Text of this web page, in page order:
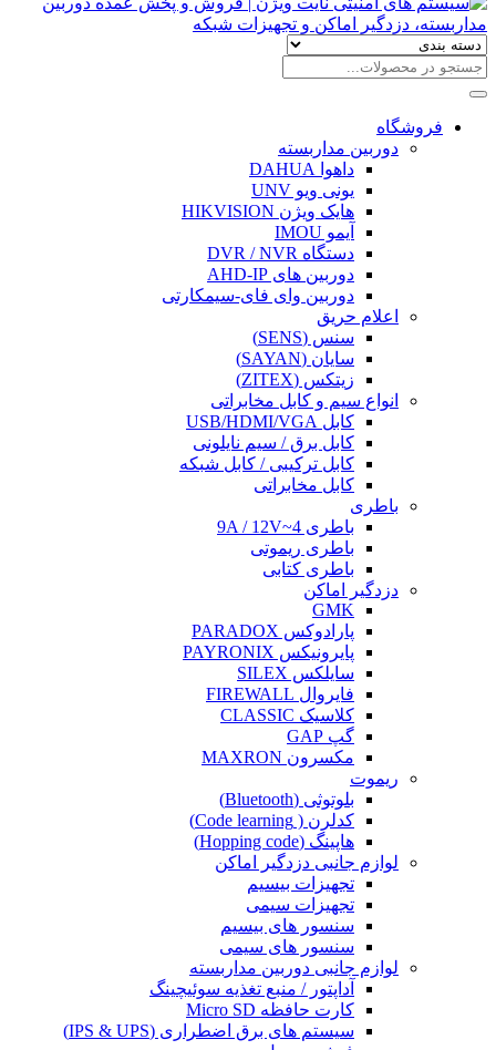
فروشگاه
دوربین مداربسته
داهوا DAHUA
یونی ویو UNV
هایک ویژن HIKVISION
آیمو IMOU
دستگاه DVR / NVR
دوربین های AHD-IP
دوربین وای فای-سیمکارتی
اعلام حریق
سنس (SENS)
سایان (SAYAN)
زیتکس (ZITEX)
انواع سیم و کابل مخابراتی
کابل USB/HDMI/VGA
کابل برق / سیم نایلونی
کابل ترکیبی / کابل شبکه
کابل مخابراتی
باطری
باطری 4~9A / 12V
باطری ریموتی
باطری کتابی
دزدگیر اماکن
GMK
پارادوکس PARADOX
پایرونیکس PAYRONIX
سایلکس SILEX
فایروال FIREWALL
کلاسیک CLASSIC
گپ GAP
مکسرون MAXRON
ریموت
بلوتوثی (Bluetooth)
کدلرن ( Code learning)
هاپینگ (Hopping code)
لوازم جانبی دزدگیر اماکن
تجهیزات بیسیم
تجهیزات سیمی
سنسور های بیسیم
سنسور های سیمی
لوازم جانبی دوربین مداربسته
آداپتور / منبع تغذیه سوئیچینگ
کارت حافظه Micro SD
سیستم های برق اضطراری (IPS & UPS)